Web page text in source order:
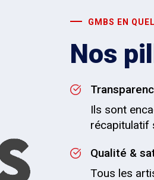
GMBS EN
Nos
Ils sont
récapitulatif
Qualité &
Tous les